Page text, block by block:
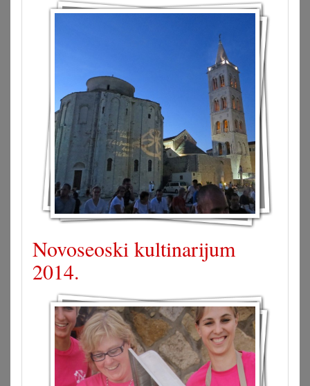
Novoseoski kultinarijum
2014.